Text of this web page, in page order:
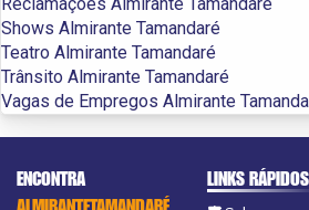
Shows Almirante Tamandaré
Teatro Almirante Tamandaré
Trânsito Almirante Tamandaré
Vagas de Empregos Almirante
ENCONTRA
LINKS RÁPIDOS